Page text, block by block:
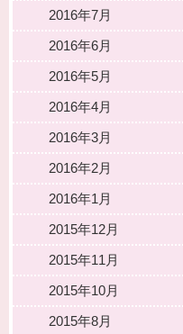
2016年7月
2016年6月
2016年5月
2016年4月
2016年3月
2016年2月
2016年1月
2015年12月
2015年11月
2015年10月
2015年8月